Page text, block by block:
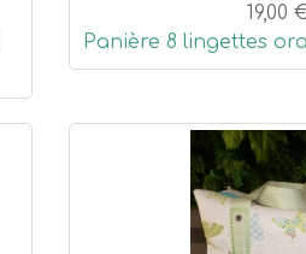
19,00
Panière 8 lingettes